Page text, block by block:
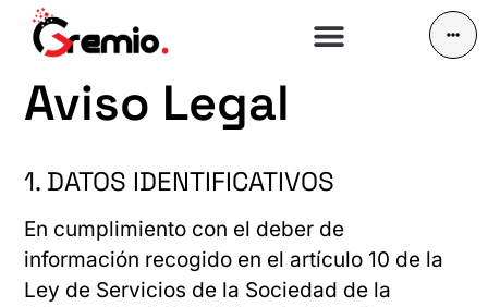
Aviso Legal
1. DATOS IDENTIFICATIVOS
En cumplimiento con el deber de
información recogido en el artículo 10 de la
Ley de Servicios de la Sociedad de la